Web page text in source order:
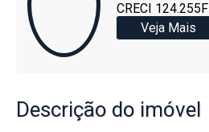
CRECI 124.255F
Veja Mais
Descrição do imóvel